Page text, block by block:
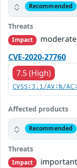
Recommended
Threats
Impact
moderate
CVE-2020-27760
7.5 (High)
CVSS:3.1/AV:N/
Affected products
Recommended
Threats
Impact
important